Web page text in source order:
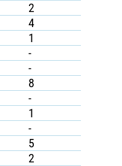
2
4
1
-
-
8
-
1
-
5
2